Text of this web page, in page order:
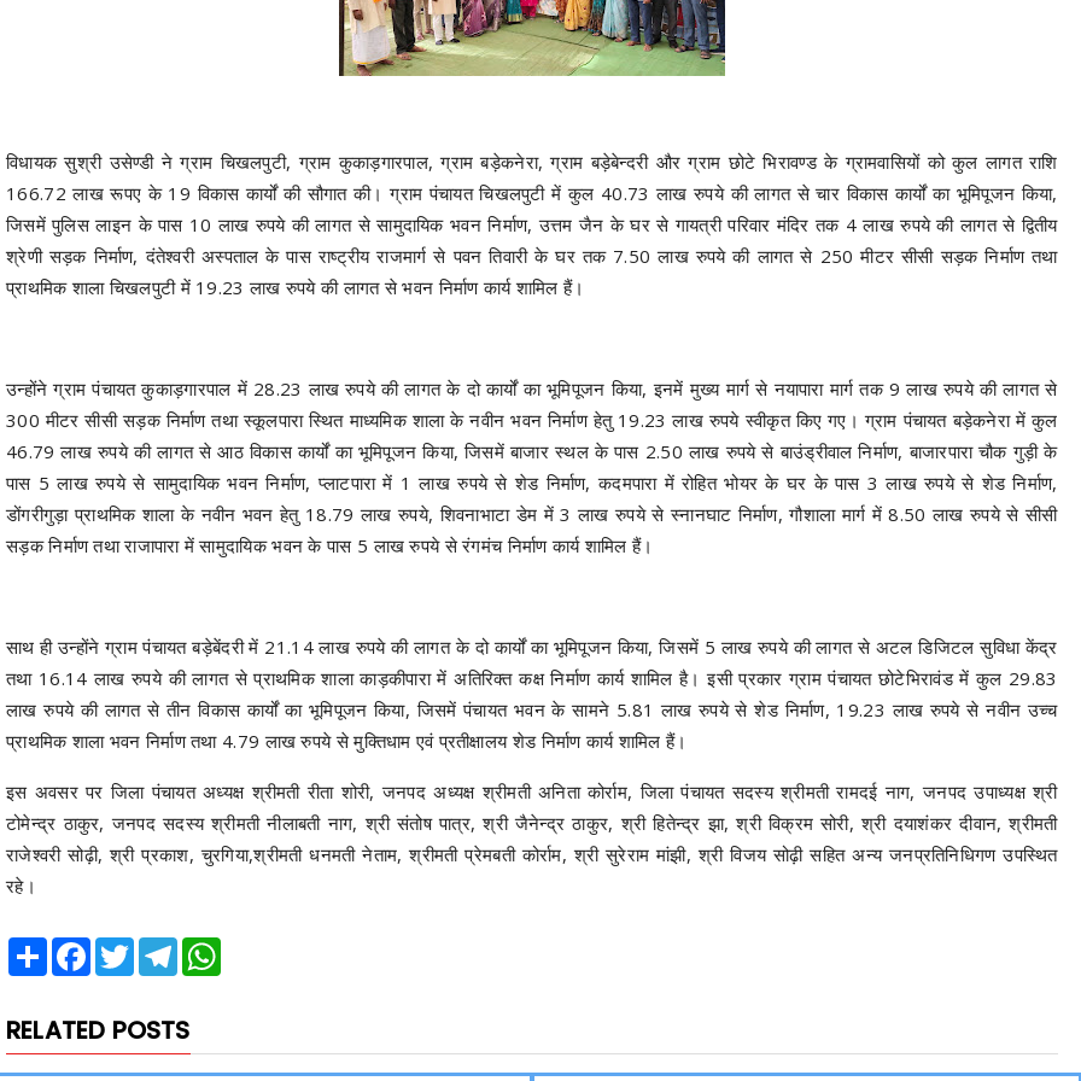
विधायक सुश्री उसेण्डी ने ग्राम चिखलपुटी, ग्राम कुकाड़गारपाल, ग्राम बड़ेकनेरा, ग्राम बड़ेबेन्दरी और ग्राम छोटे भिरावण्ड के ग्रामवासियों को कुल लागत राशि
166.72 लाख रूपए के 19 विकास कार्यों की सौगात की। ग्राम पंचायत चिखलपुटी में कुल 40.73 लाख रुपये की लागत से चार विकास कार्यों का भूमिपूजन किया,
जिसमें पुलिस लाइन के पास 10 लाख रुपये की लागत से सामुदायिक भवन निर्माण, उत्तम जैन के घर से गायत्री परिवार मंदिर तक 4 लाख रुपये की लागत से द्वितीय
श्रेणी सड़क निर्माण, दंतेश्वरी अस्पताल के पास राष्ट्रीय राजमार्ग से पवन तिवारी के घर तक 7.50 लाख रुपये की लागत से 250 मीटर सीसी सड़क निर्माण तथा
प्राथमिक शाला चिखलपुटी में 19.23 लाख रुपये की लागत से भवन निर्माण कार्य शामिल हैं।
उन्होंने ग्राम पंचायत कुकाड़गारपाल में 28.23 लाख रुपये की लागत के दो कार्यों का भूमिपूजन किया, इनमें मुख्य मार्ग से नयापारा मार्ग तक 9 लाख रुपये की लागत से
300 मीटर सीसी सड़क निर्माण तथा स्कूलपारा स्थित माध्यमिक शाला के नवीन भवन निर्माण हेतु 19.23 लाख रुपये स्वीकृत किए गए। ग्राम पंचायत बड़ेकनेरा में कुल
46.79 लाख रुपये की लागत से आठ विकास कार्यों का भूमिपूजन किया, जिसमें बाजार स्थल के पास 2.50 लाख रुपये से बाउंड्रीवाल निर्माण, बाजारपारा चौक गुड़ी के
पास 5 लाख रुपये से सामुदायिक भवन निर्माण, प्लाटपारा में 1 लाख रुपये से शेड निर्माण, कदमपारा में रोहित भोयर के घर के पास 3 लाख रुपये से शेड निर्माण,
डोंगरीगुड़ा प्राथमिक शाला के नवीन भवन हेतु 18.79 लाख रुपये, शिवनाभाटा डेम में 3 लाख रुपये से स्नानघाट निर्माण, गौशाला मार्ग में 8.50 लाख रुपये से सीसी
सड़क निर्माण तथा राजापारा में सामुदायिक भवन के पास 5 लाख रुपये से रंगमंच निर्माण कार्य शामिल हैं।
साथ ही उन्होंने ग्राम पंचायत बड़ेबेंदरी में 21.14 लाख रुपये की लागत के दो कार्यों का भूमिपूजन किया, जिसमें 5 लाख रुपये की लागत से अटल डिजिटल सुविधा केंद्र
तथा 16.14 लाख रुपये की लागत से प्राथमिक शाला काड़कीपारा में अतिरिक्त कक्ष निर्माण कार्य शामिल है। इसी प्रकार ग्राम पंचायत छोटेभिरावंड में कुल 29.83
लाख रुपये की लागत से तीन विकास कार्यों का भूमिपूजन किया, जिसमें पंचायत भवन के सामने 5.81 लाख रुपये से शेड निर्माण, 19.23 लाख रुपये से नवीन उच्च
प्राथमिक शाला भवन निर्माण तथा 4.79 लाख रुपये से मुक्तिधाम एवं प्रतीक्षालय शेड निर्माण कार्य शामिल हैं।
इस अवसर पर जिला पंचायत अध्यक्ष श्रीमती रीता शोरी, जनपद अध्यक्ष श्रीमती अनिता कोर्राम, जिला पंचायत सदस्य श्रीमती रामदई नाग, जनपद उपाध्यक्ष श्री
टोमेन्द्र ठाकुर, जनपद सदस्य श्रीमती नीलाबती नाग, श्री संतोष पात्र, श्री जैनेन्द्र ठाकुर, श्री हितेन्द्र झा, श्री विक्रम सोरी, श्री दयाशंकर दीवान, श्रीमती
राजेश्वरी सोढ़ी, श्री प्रकाश, चुरगिया,श्रीमती धनमती नेताम, श्रीमती प्रेमबती कोर्राम, श्री सुरेराम मांझी, श्री विजय सोढ़ी सहित अन्य जनप्रतिनिधिगण उपस्थित
रहे।
Share Facebook
Twitter Telegram
RELATED POSTS